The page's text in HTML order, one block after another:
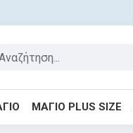
ΜΑΓΙΌ PLUS SIZE